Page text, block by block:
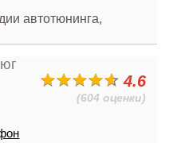
автотюнинга,
4.6
(604 оценки)